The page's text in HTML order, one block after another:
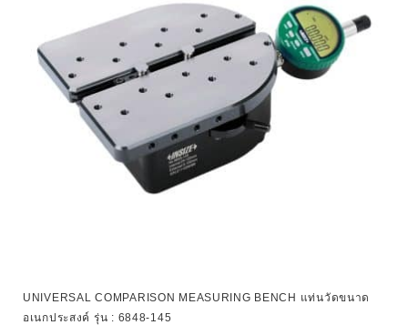
UNIVERSAL COMPARISON MEASURING BENCH แท่นวัดขนาด
อเนกประสงค์ รุ่น : 6848-145